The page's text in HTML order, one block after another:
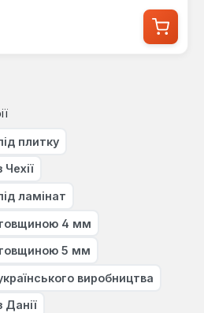
плитку
ламінат
товщиною 4 мм
товщиною 5 мм
виробництва
Данії